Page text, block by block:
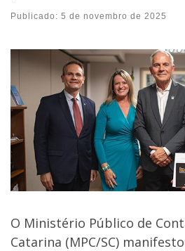
Publicado: 5 de novembro de 2025
O Ministério Público de
Catarina (MPC/SC)